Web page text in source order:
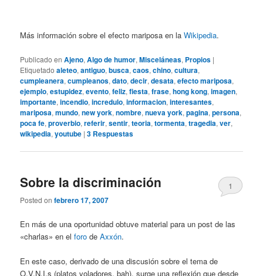
Más información sobre el efecto mariposa en laWikipedia.
Publicado en Ajeno,Algo de humor,Misceláneas, Propios |
Etiquetado aleteo,antiguo,busca,caos,chino,cultura,
cumpleanera,cumpleanos,dato,decir,desata,efecto mariposa,
ejemplo,estupidez,evento,feliz,fiesta,frase,hong kong,imagen,
importante,incendio,incredulo,informacion,interesantes,
mariposa,mundo,new york,nombre,nueva york,pagina,persona,
poca fe,proverbio,referir,sentir,teoria,tormenta,tragedia,ver,
wikipedia,youtube |3 Respuestas
Sobre la discriminación
Posted onfebrero 17, 2007
1
En más de una oportunidad obtuve material para un post de las
«charlas» en elforo deAxxón.
En este caso, derivado de una discusión sobre el tema de
O.V.N.I.s (platos voladores, bah), surge una reflexión que desde